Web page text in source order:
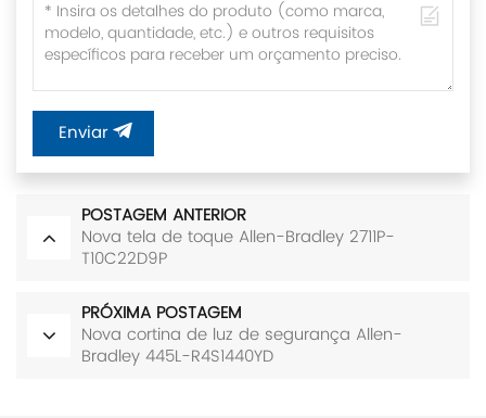
Enviar
POSTAGEM ANTERIOR
Nova tela de toque Allen-Bradley 2711P-
T10C22D9P
PRÓXIMA POSTAGEM
Nova cortina de luz de segurança Allen-
Bradley 445L-R4S1440YD